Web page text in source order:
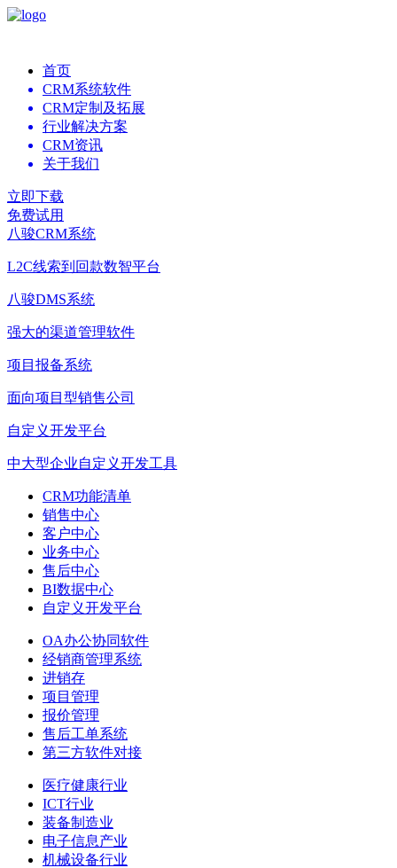
首页
CRM系统软件
CRM定制及拓展
行业解决方案
CRM资讯
关于我们
立即下载
免费试用
八骏CRM系统
L2C线索到回款数智平台
八骏DMS系统
强大的渠道管理软件
项目报备系统
面向项目型销售公司
自定义开发平台
中大型企业自定义开发工具
CRM功能清单
销售中心
客户中心
业务中心
售后中心
BI数据中心
自定义开发平台
OA办公协同软件
经销商管理系统
进销存
项目管理
报价管理
售后工单系统
第三方软件对接
医疗健康行业
ICT行业
装备制造业
电子信息产业
机械设备行业